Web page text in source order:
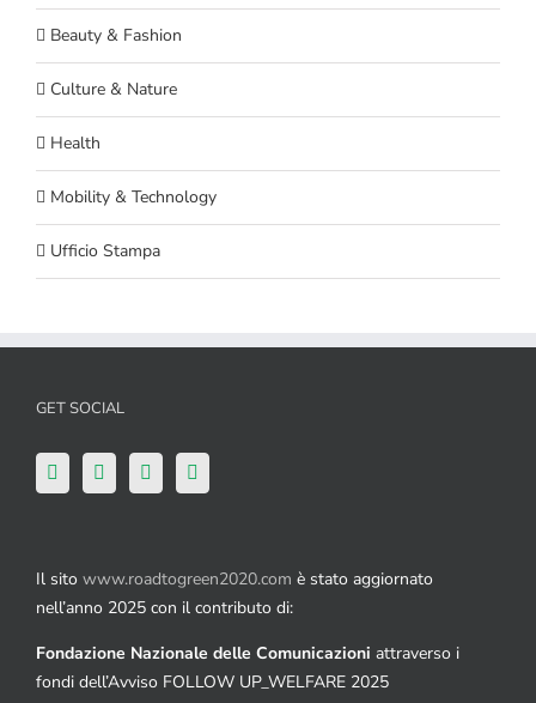
Beauty & Fashion
Culture & Nature
Health
Mobility & Technology
Ufficio Stampa
GET SOCIAL
Il sito www.roadtogreen2020.com è stato aggiornato
nell’anno 2025 con il contributo di:
Fondazione Nazionale delle Comunicazioni attraverso i
fondi dell’Avviso FOLLOW UP_WELFARE 2025